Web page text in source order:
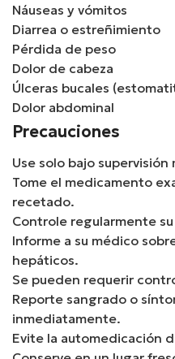
Náuseas y vómitos
Diarrea o estreñimiento
Pérdida de peso
Dolor de cabeza
Úlceras bucales
Dolor abdominal
Precauciones
Use solo bajo supervisión
Tome el medicamento
recetado.
Controle regularmente
Informe a su médico
hepáticos.
Se pueden requerir
Reporte sangrado o
inmediatamente.
Evite la automedicación